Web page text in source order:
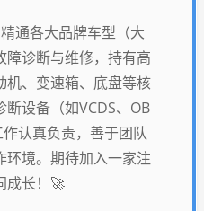
通各大品牌车型（大
障诊断与维修，持有高
机、变速箱、底盘等核
设备（如VCDS、OB
认真负责，善于团队
环境。期待加入一家注
成长！🚀